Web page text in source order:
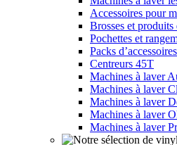
Accessoires pour
Brosses et
Pochettes et
Packs
Centreurs 45T
Machines à laver
Machines à laver
Machines à laver
Machines à laver
Machines à laver